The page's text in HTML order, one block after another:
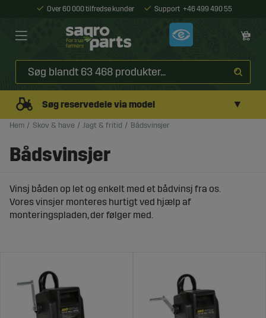
Over 60 000 tilfredse kunder Support +46 499 490 55
Søg reservedele via model ▼
Hem Skov & have Jagt & fritid Bådsvinsjer
Bådsvinsjer
Vinsj båden op let og enkelt med et bådvinsj fra os.
Vores vinsjer monteres hurtigt ved hjælp af
monteringspladen, der følger med.